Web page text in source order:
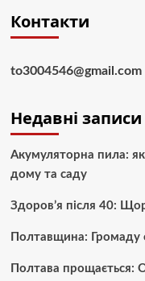
Контакти
to3004546@gmail.com
Недавні записи
Акумуляторна пила:
дому та саду
Здоров’я після 40:
Полтавщина: Громаду
Полтава прощається: